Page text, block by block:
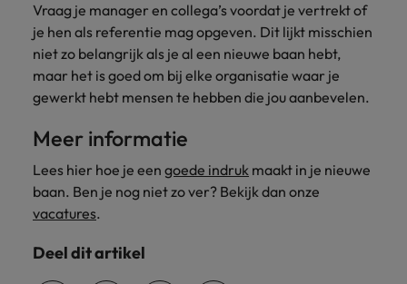
Vraag je manager en collega’s voordat je vertrekt of
je hen als referentie mag opgeven. Dit lijkt misschien
niet zo belangrijk als je al een nieuwe baan hebt,
maar het is goed om bij elke organisatie waar je
gewerkt hebt mensen te hebben die jou aanbevelen.
Meer informatie
Lees hier hoe je een goede indruk maakt in je nieuwe
baan. Ben je nog niet zo ver? Bekijk dan onze
vacatures.
Deel dit artikel